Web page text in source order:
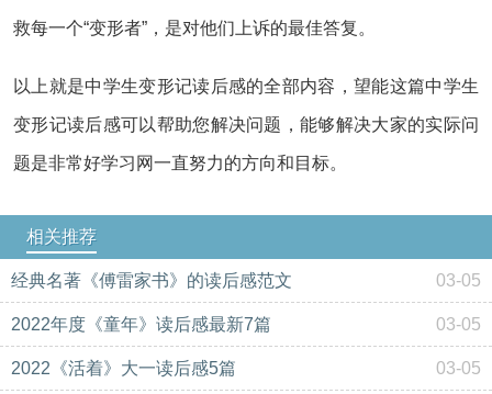
救每一个“变形者”，是对他们上诉的最佳答复。
以上就是中学生变形记读后感的全部内容，望能这篇中学生
变形记读后感可以帮助您解决问题，能够解决大家的实际问
题是非常好学习网一直努力的方向和目标。
相关推荐
经典名著《傅雷家书》的读后感范文 03-05
2022年度《童年》读后感最新7篇 03-05
2022《活着》大一读后感5篇 03-05